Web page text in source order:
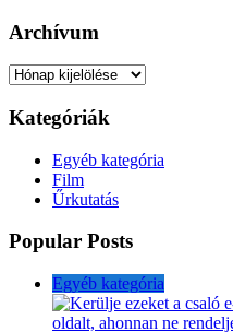
Archívum
Archívum
Kategóriák
Egyéb kategória
Film
Űrkutatás
Popular Posts
Egyéb kategória